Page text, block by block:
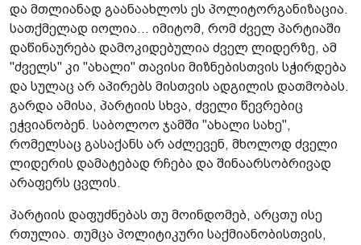
და მთლიანად გაანაახლოს ეს პოლიტორგანიზაცია.
სათქმელად იოლია... იმიტომ, რომ ძველ პარტიაში
დაწინაურება დამოკიდებულია ძველ ლიდერზე, ამ
"ძველს" კი "ახალი" თავისი მიზნებისთვის სჭირდება
და სულაც არ აპირ­ებს მისთვის ადგილის დათმობას.
გარდა ამისა, პარტიის სხვა, ძველი წევრებიც
ეჭვიანობენ. საბოლოო ჯამში "ახალი სახე",
რომელსაც გასაქანს არ აძლევენ, მხოლოდ ძველი
ლიდერის დამატებად რჩება და შინა­არსობრივად
არაფერს ცვლის.
პარტიის დაფუძნებას თუ მოინდომებ, არცთუ ისე
რთულია. თუმცა პოლიტიკური საქმიანობისთვის,